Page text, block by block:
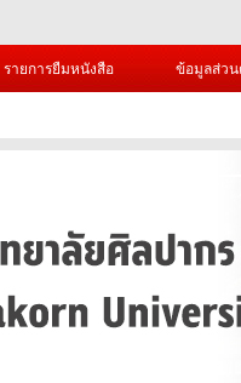
รายการยืมหนังสือ ข้อมูลส่ว